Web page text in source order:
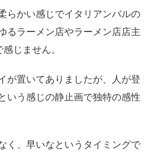
らかい感じでイタリアンバルの
るラーメン店やラーメン店店主
じません。
が置いてありましたが、人が登
いう感じの静止画で独特の感性
く、早いなというタイミングで